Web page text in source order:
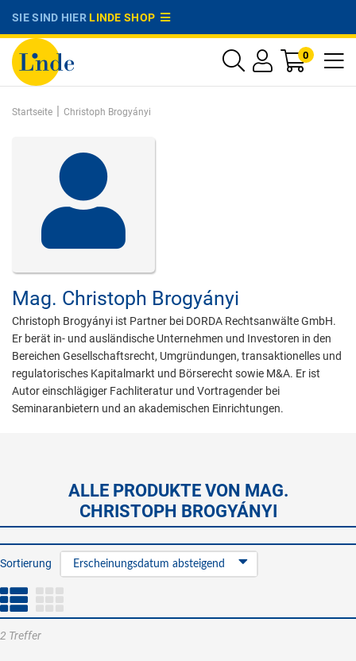
SIE SIND HIERLINDE SHOP
0
Startseite | Christoph Brogyányi
Mag. Christoph Brogyányi
Christoph Brogyányi ist Partner bei DORDA Rechtsanwälte GmbH.
Er berät in- und ausländische Unternehmen und Investoren in den
Bereichen Gesellschaftsrecht, Umgründungen, transaktionelles und
regulatorisches Kapitalmarkt und Börserecht sowie M&A. Er ist
Autor einschlägiger Fachliteratur und Vortragender bei
Seminaranbietern und an akademischen Einrichtungen.
ALLE PRODUKTE VON MAG.
CHRISTOPH BROGYÁNYI
Sortierung Erscheinungsdatum absteigend
2 Treffer